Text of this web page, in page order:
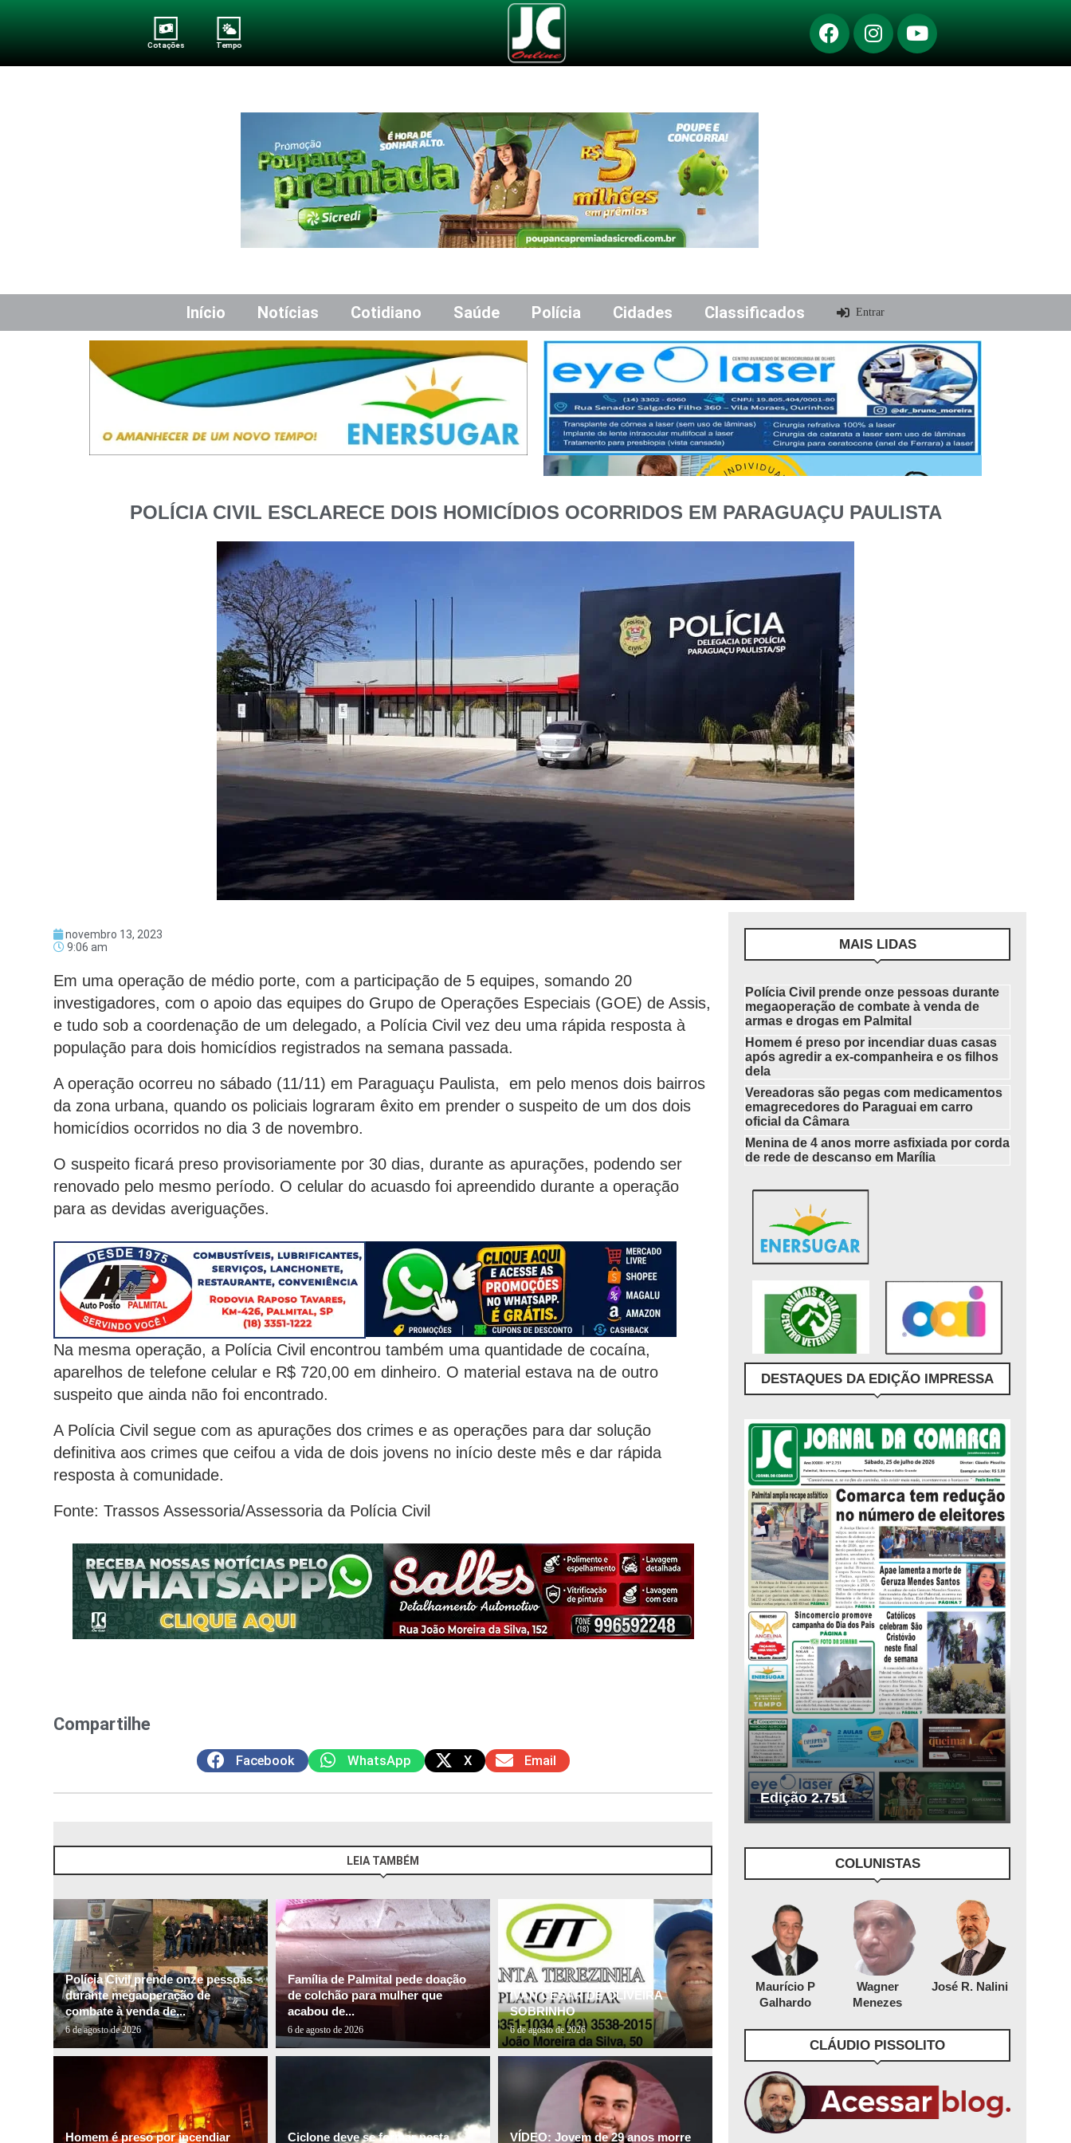
Cotações Tempo
Início Notícias Cotidiano Saúde Polícia Cidades Classificados Entrar
POLÍCIA CIVIL ESCLARECE DOIS HOMICÍDIOS OCORRIDOS EM PARAGUAÇU PAULISTA
novembro 13, 2023
9:06 am
Em uma operação de médio porte, com a participação de 5 equipes, somando 20
investigadores, com o apoio das equipes do Grupo de Operações Especiais (GOE) de Assis,
e tudo sob a coordenação de um delegado, a Polícia Civil vez deu uma rápida resposta à
população para dois homicídios registrados na semana passada.
A operação ocorreu no sábado (11/11) em Paraguaçu Paulista, em pelo menos dois bairros
da zona urbana, quando os policiais lograram êxito em prender o suspeito de um dos dois
homicídios ocorridos no dia 3 de novembro.
O suspeito ficará preso provisoriamente por 30 dias, durante as apurações, podendo ser
renovado pelo mesmo período. O celular do acuasdo foi apreendido durante a operação
para as devidas averiguações.
Na mesma operação, a Polícia Civil encontrou também uma quantidade de cocaína,
aparelhos de telefone celular e R$ 720,00 em dinheiro. O material estava na de outro
suspeito que ainda não foi encontrado.
A Polícia Civil segue com as apurações dos crimes e as operações para dar solução
definitiva aos crimes que ceifou a vida de dois jovens no início deste mês e dar rápida
resposta à comunidade.
Fonte: Trassos Assessoria/Assessoria da Polícia Civil
Compartilhe
Facebook WhatsApp X Email
LEIA TAMBÉM
Polícia Civil prende onze pessoas
durante megaoperação de
combate à venda de...
6 de agosto de 2026
Família de Palmital pede doação
de colchão para mulher que
acabou de...
6 de agosto de 2026
IVAN CESAR DE OLIVEIRA
SOBRINHO
6 de agosto de 2026
Homem é preso por incendiar
Ciclone deve se formar nesta
VÍDEO: Jovem de 29 anos morre
MAIS LIDAS
Polícia Civil prende onze pessoas durante
megaoperação de combate à venda de
armas e drogas em Palmital
Homem é preso por incendiar duas casas
após agredir a ex-companheira e os filhos
dela
Vereadoras são pegas com medicamentos
emagrecedores do Paraguai em carro
oficial da Câmara
Menina de 4 anos morre asfixiada por corda
de rede de descanso em Marília
DESTAQUES DA EDIÇÃO IMPRESSA
Edição 2.751
COLUNISTAS
Maurício P
Galhardo
Wagner
Menezes
José R. Nalini
CLÁUDIO PISSOLITO